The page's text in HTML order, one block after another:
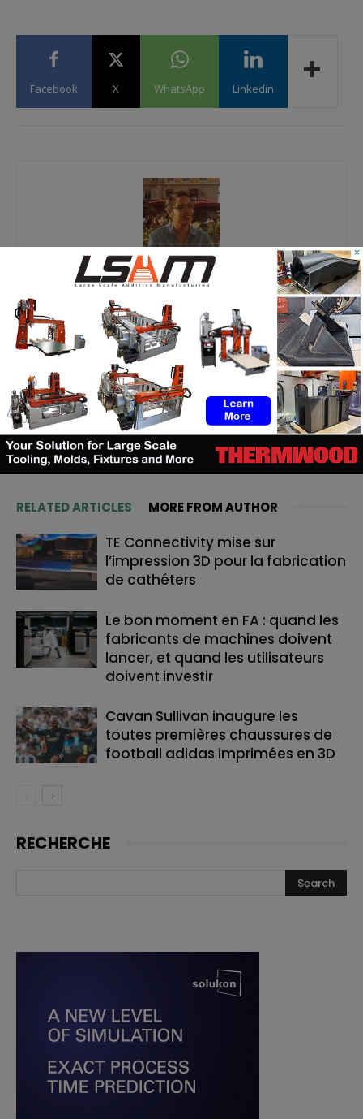
Facebook X WhatsApp Linkedin
Yosra K.
Passionnée de nouvelles technologies, j’ai découvert
l’impression 3D à travers différentes expériences
professionnelles. Consciente de l’importance de cette
technologie pour les marchés d’aujourd’hui et de demain,
c’est avec plaisir que je vous partage les dernières
informations et analyses qui y ont trait, afin qu’à votre tour,
vous puissiez en tirer profit. #Restezconnectés #3DAdept
RELATED ARTICLES MORE FROM AUTHOR
TE Connectivity mise sur
l’impression 3D pour la fabrication
de cathéters
Le bon moment en FA : quand les
fabricants de machines doivent
lancer, et quand les utilisateurs
doivent investir
Cavan Sullivan inaugure les
toutes premières chaussures de
football adidas imprimées en 3D
RECHERCHE
×